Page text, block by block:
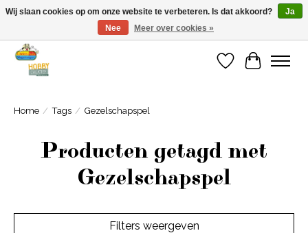
Welkom bij Cadeauhuis Wageningen
Verlanglijst
Home / Tags / Gezelschapspel
Producten getagd met
Gezelschapspel
Filters weergeven
Wij slaan cookies op om onze website te verbeteren. Is dat akkoord?
Ja
Nee
Meer over cookies »